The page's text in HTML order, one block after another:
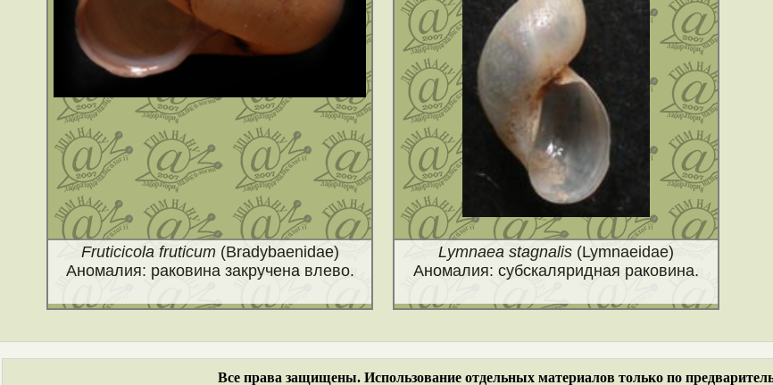
Fruticicola fruticum(Bradybaenidae)
Аномалия: раковина закручена влево.
Lymnaea stagnalis (Lymnaeidae)
Аномалия: субскаляридная раковина.
Все права защищены. Использование отдельных материалов только по